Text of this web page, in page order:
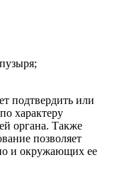
подтвердить или
характеру
органа. Также
позволяет
и окружающих ее